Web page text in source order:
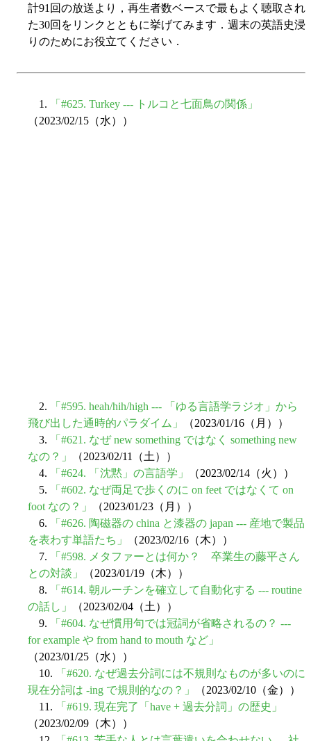
計91回の放送より，再生者数ベースで最もよく聴取され
た30回をリンクとともに挙げてみます．週末の英語史浸
りのためにお役立てください．
1.
「#625. Turkey --- トルコと七面鳥の関係」
（2023/02/15（水））
2.
「#595. heah/hih/high --- 「ゆる言語学ラジオ」から
飛び出した通時的パラダイム」
（2023/01/16（月））
3.
「#621. なぜ new something ではなく something new
なの？」
（2023/02/11（土））
4.
「#624. 「沈黙」の言語学」
（2023/02/14（火））
5.
「#602. なぜ両足で歩くのに on feet ではなくて on
foot なの？」
（2023/01/23（月））
6.
「#626. 陶磁器の china と漆器の japan --- 産地で製品
を表わす単語たち」
（2023/02/16（木））
7.
「#598. メタファーとは何か？ 卒業生の藤平さん
との対談」
（2023/01/19（木））
8.
「#614. 朝ルーチンを確立して自動化する --- routine
の話し」
（2023/02/04（土））
9.
「#604. なぜ慣用句では冠詞が省略されるの？ ---
for example や from hand to mouth など」
（2023/01/25（水））
10.
「#620. なぜ過去分詞には不規則なものが多いのに
現在分詞は -ing で規則的なの？」
（2023/02/10（金））
11.
「#619. 現在完了「have + 過去分詞」の歴史」
（2023/02/09（木））